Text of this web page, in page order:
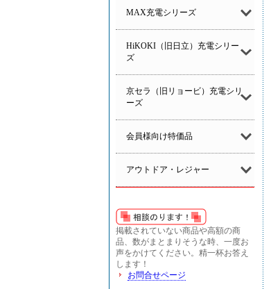
MAX充電シリーズ
HiKOKI（旧日立）充電シリー
ズ
京セラ（旧リョービ）充電シリ
ーズ
会員様向け特価品
アウトドア・レジャー
掲載されていない商品や高額の商
品、数がまとまりそうな時、一度お
声をかけてください。精一杯お答え
します！
お問合せページ